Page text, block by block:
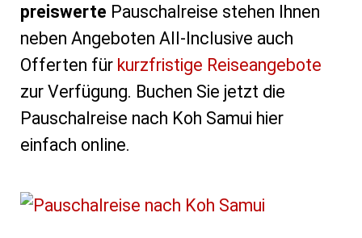
preiswerte Pauschalreise stehen Ihnen
neben Angeboten All-Inclusive auch
Offerten für kurzfristige Reiseangebote
zur Verfügung. Buchen Sie jetzt die
Pauschalreise nach Koh Samui hier
einfach online.